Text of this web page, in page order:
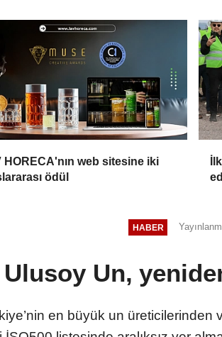
HORECA'nın web sitesine iki
ödül
HABER
Ulusoy Un,
en büyük un üreticilerinden